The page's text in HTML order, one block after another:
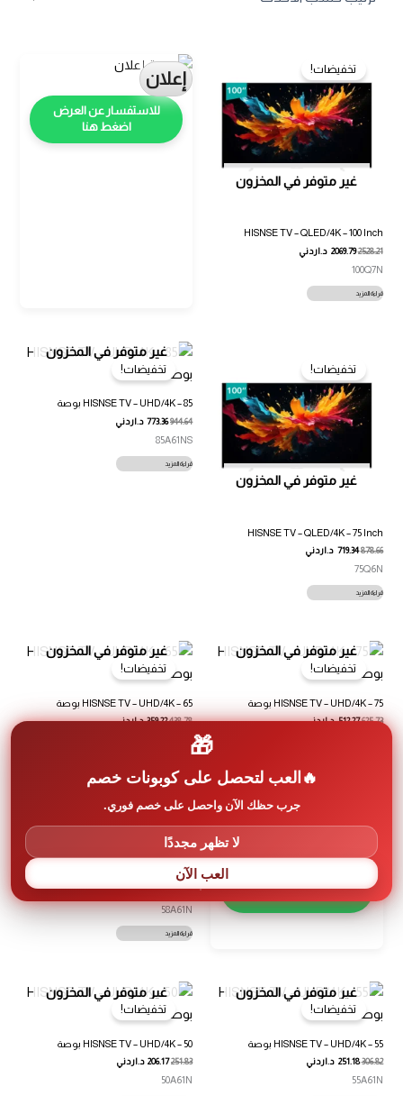
غير متوفر في المخزون
تخفيضات!
HISNSE TV – QLED/4K – 100 Inch
2528.21
2069.79 د.اردني
100Q7N
قراءة المزيد
إعلان
اضغط هنا
غير متوفر في المخزون
تخفيضات!
HISNSE TV – QLED/4K – 75 Inch
878.66
719.34 د.اردني
75Q6N
قراءة المزيد
غير متوفر في المخزون
تخفيضات!
HISNSE TV – UHD/4K – 85 بوصة
944.64
773.36 د.اردني
85A61NS
قراءة المزيد
غير متوفر في المخزون
تخفيضات!
HISNSE TV – UHD/4K – 75 بوصة
625.73
512.27 د.اردني
غير متوفر في المخزون
تخفيضات!
HISNSE TV – UHD/4K – 65 بوصة
438.78
359.22 د.اردني
إعلان تخفيضات!
HISNSE TV – UHD/4K – 58 بوصة
350.8
287.2 د.اردني
58A61N
قراءة المزيد
غير متوفر في المخزون
تخفيضات!
HISNSE TV – UHD/4K – 55 بوصة
306.82
251.18 د.اردني
55A61N
غير متوفر في المخزون
تخفيضات!
HISNSE TV – UHD/4K – 50 بوصة
251.83
206.17 د.اردني
50A61N
🎁
العب لتحصل على كوبونات خصم
جرب حظك الآن واحصل على خصم فوري.
لا تظهر مجددًا
العب الآن